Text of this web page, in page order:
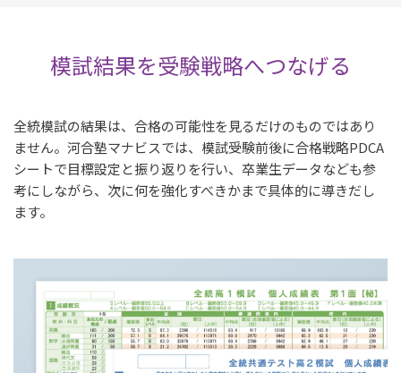
模試結果を受験戦略へつなげる
全統模試の結果は、合格の可能性を見るだけのものではあり
ません。河合塾マナビスでは、模試受験前後に合格戦略PDCA
シートで目標設定と振り返りを行い、卒業生データなども参
考にしながら、次に何を強化すべきかまで具体的に導きだし
ます。